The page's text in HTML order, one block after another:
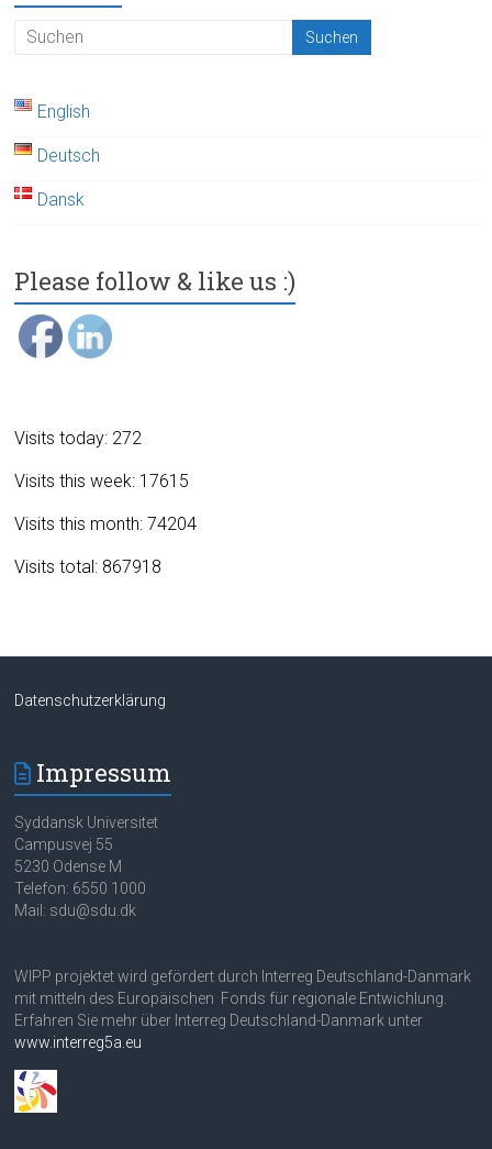
English
Deutsch
Dansk
Please follow & like us :)
Visits today: 272
Visits this week: 17615
Visits this month: 74204
Visits total: 867918
Datenschutzerklärung
Impressum
Syddansk Universitet
Campusvej 55
5230 Odense M
Telefon: 6550 1000
Mail: sdu@sdu.dk
WIPP projektet wird gefördert durch Interreg Deutschland-Danmark
mit mitteln des Europäischen Fonds für regionale Entwichlung.
Erfahren Sie mehr über Interreg Deutschland-Danmark unter
www.interreg5a.eu